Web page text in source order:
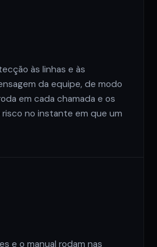
às linhas e às
da equipe, de modo
em cada chamada e os
no instante em que um
e o manual rodam nas